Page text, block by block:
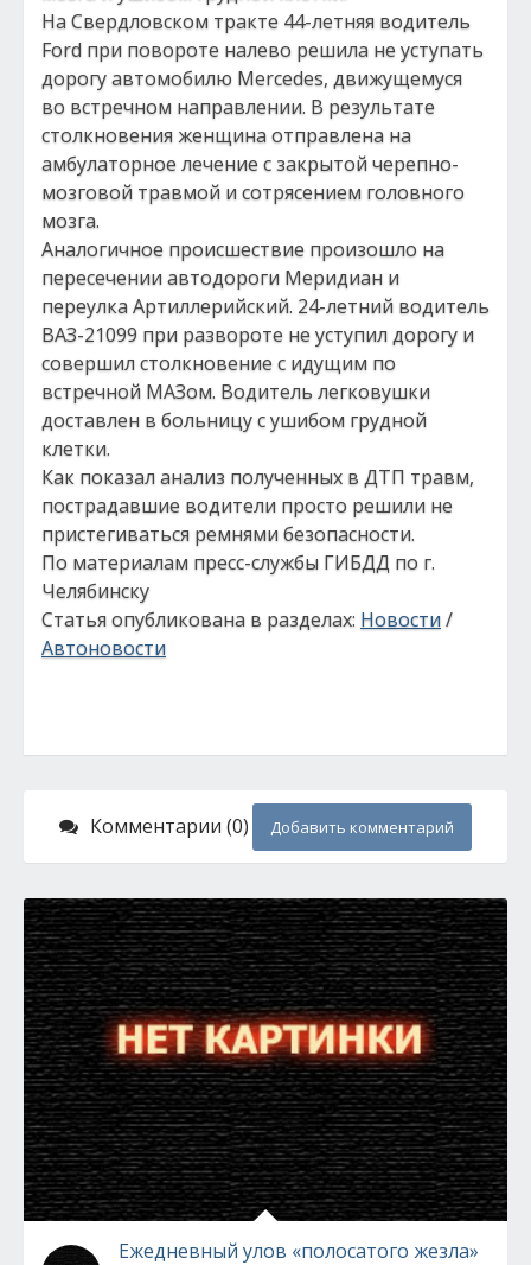
На Свердловском тракте 44-летняя водитель
Ford при повороте налево решила не уступать
дорогу автомобилю Mercedes, движущемуся
во встречном направлении. В результате
столкновения женщина отправлена на
амбулаторное лечение с закрытой черепно-
мозговой травмой и сотрясением головного
мозга.
Аналогичное происшествие произошло на
пересечении автодороги Меридиан и
переулка Артиллерийский. 24-летний водитель
ВАЗ-21099 при развороте не уступил дорогу и
совершил столкновение с идущим по
встречной МАЗом. Водитель легковушки
доставлен в больницу с ушибом грудной
клетки.
Как показал анализ полученных в ДТП травм,
пострадавшие водители просто решили не
пристегиваться ремнями безопасности.
По материалам пресс-службы ГИБДД по г.
Челябинску
Статья опубликована в разделах: Новости/
Автоновости
Комментарии (0) Добавить комментарий
Ежедневный улов «полосатого жезла»